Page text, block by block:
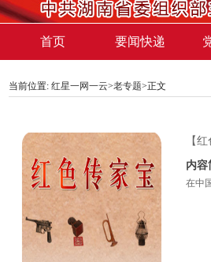
首页 要闻快递
当前位置: 红星一网一云>老专题>正文
【
内容
在中